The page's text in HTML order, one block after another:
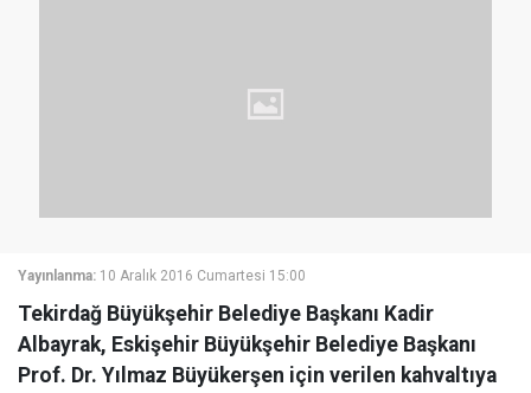
Yayınlanma: 10 Aralık 2016 Cumartesi 15:00
Tekirdağ Büyükşehir Belediye Başkanı Kadir
Albayrak, Eskişehir Büyükşehir Belediye Başkanı
Prof. Dr. Yılmaz Büyükerşen için verilen kahvaltıya